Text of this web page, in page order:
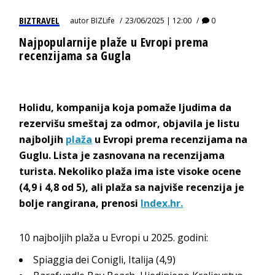
BIZTRAVEL autorBIZLife 23/06/2025 | 12:00 0
Najpopularnije plaže u Evropi prema
recenzijama sa Gugla
Holidu, kompanija koja pomaže ljudima da
rezervišu smeštaj za odmor, objavila je listu
najboljih plaža u Evropi prema recenzijama na
Guglu. Lista je zasnovana na recenzijama
turista. Nekoliko plaža ima iste visoke ocene
(4,9 i 4,8 od 5), ali plaža sa najviše recenzija je
bolje rangirana, prenosi Index.hr.
10 najboljih plaža u Evropi u 2025. godini:
Spiaggia dei Conigli, Italija (4,9)